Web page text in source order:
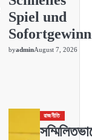
Spiel und
byadminAugust 7, 2026
রাজনীতি